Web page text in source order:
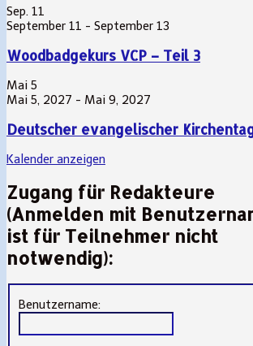
Sep. 11
September 11 - September 13
Woodbadgekurs VCP – Teil 3
Mai 5
Mai 5, 2027 - Mai 9, 2027
Deutscher evangelischer
Kalender anzeigen
Zugang für Redakteure
(Anmelden mit
ist für Teilnehmer nicht
notwendig):
Benutzername: